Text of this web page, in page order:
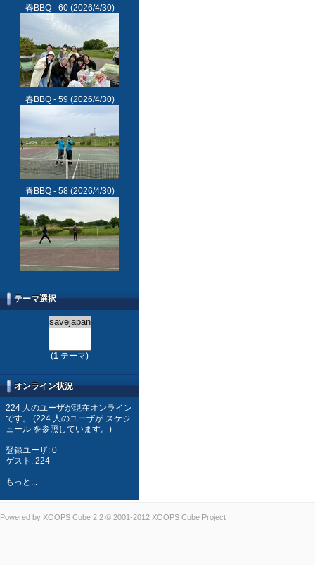
春BBQ - 60(2026/4/30)
春BBQ - 59 (2026/4/30)
春BBQ - 58(2026/4/30)
テーマ選択
(1 テーマ)
オンライン状況
224 人のユーザが現在オンライン
です。 (224 人のユーザが スケジ
ュール を参照しています。)
登録ユーザ: 0
ゲスト: 224
もっと...
Powered by XOOPS Cube 2.2 © 2001-2012 XOOPS Cube Project